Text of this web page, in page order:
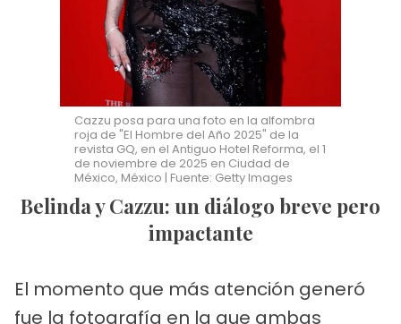
Cazzu posa para una foto en la alfombra
roja de "El Hombre del Año 2025" de la
revista GQ, en el Antiguo Hotel Reforma, el 1
de noviembre de 2025 en Ciudad de
México, México | Fuente: Getty Images
Belinda y Cazzu: un diálogo breve pero
impactante
El momento que más atención generó
fue la fotografía en la que ambas